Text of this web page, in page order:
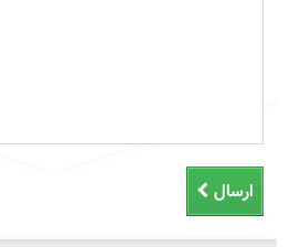
ارسال